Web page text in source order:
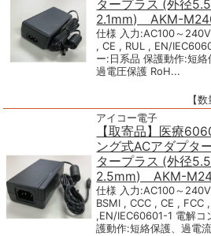
タープラス (外径
2.1mm) AKM-
仕様 入力:AC100～
, CE , RUL , EN/
ー:日系品 保護動作:短絡
過電圧保護 RoH...
【
アイコー電子
【取寄品】医療
ング式ACアダプタ
タープラス (外径
2.5mm) AKM-
仕様 入力:AC100～
BSMI , CCC , CE , FCC ,
,EN/IEC60601-1 電解コ
護動作:短絡保護、過電